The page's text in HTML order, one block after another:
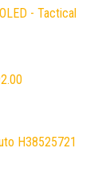
- Tactical
H38525721